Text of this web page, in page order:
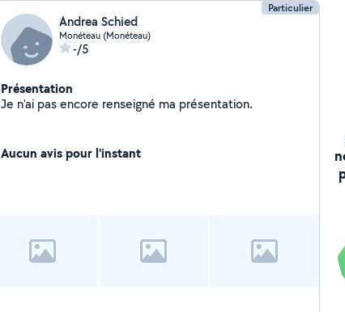
Particulier
Andrea Schied
Monéteau (Monéteau)
-/5
Présentation
Je n'ai pas encore renseigné ma présentation.
Aucun avis pour l'instant